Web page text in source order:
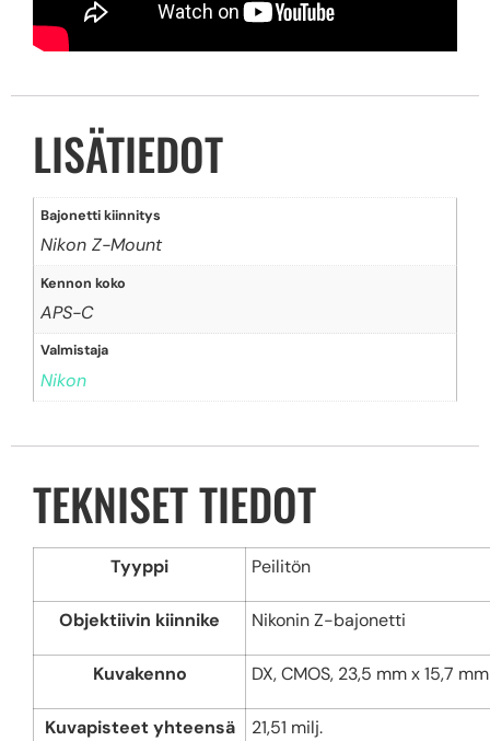
LISÄTIEDOT
Bajonetti kiinnitys
Nikon Z-Mount
Kennon koko
APS-C
Valmistaja
Nikon
TEKNISET TIEDOT
Tyyppi Peilitön
Objektiivin kiinnike Nikonin Z-bajonetti
Kuvakenno DX, CMOS, 23,5 mm x 15,7 mm
Kuvapisteet yhteensä 21,51 milj.